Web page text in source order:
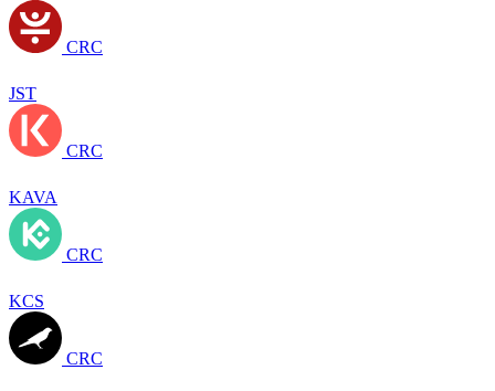
CRC
JST
CRC
KAVA
CRC
KCS
CRC